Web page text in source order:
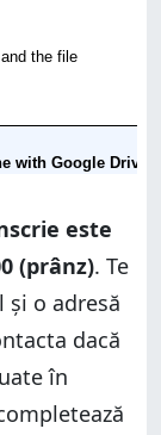
este
(prânz). Te
și o adresă
dacă
în